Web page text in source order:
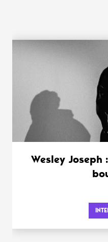
Wesley Joseph